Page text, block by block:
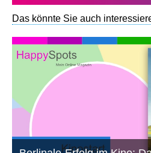
Das könnte Sie auch